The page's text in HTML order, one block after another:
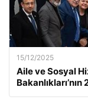
15/12/2025
Aile ve Sosyal